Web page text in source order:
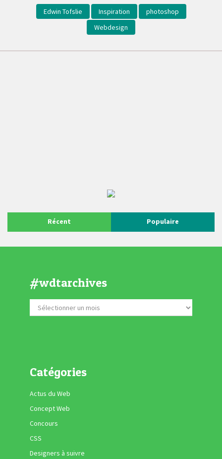
Edwin Tofslie Inspiration
photoshop
Webdesign
Récent Populaire
#wdtarchives
Catégories
Actus du Web
Concept Web
Concours
CSS
Designers à suivre